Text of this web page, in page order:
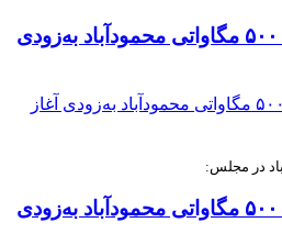
فاز نخست نیروگاه ۵۰۰ مگاواتی محمودآباد به‌زودی
در مجلس:
فاز نخست نیروگاه ۵۰۰ مگاواتی محمودآباد به‌زودی